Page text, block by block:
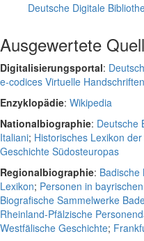
Deutsche Digitale
Ausgewertete
Digitalisierungsportal:
e-codices Virtuelle
Enzyklopädie: Wikipedia
Nationalbiographie: Deutsche
Italiani; Historisches Lexikon
Geschichte Südosteuropas
Regionalbiographie: Badische
Lexikon; Personen in
Biografische Sammelwerke
Rheinland-Pfälzische
Westfälische Geschichte;